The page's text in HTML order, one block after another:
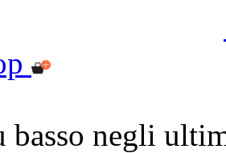
basso negli